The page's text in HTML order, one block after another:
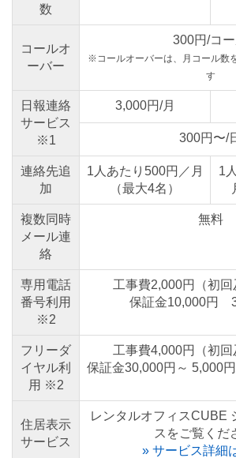
数
コールオ
ーバー
300円/コ
※コールオーバーは、月コール数
す
日報連絡
サービス
※1
3,000円/月
300円〜/
連絡先追
加
1人あたり500円／月
（最大4名）
1
複数同時
メール連
絡
無料
専用電話
番号利用
※2
工事費2,000円（初回
保証金10,000円
フリーダ
イヤル利
用 ※2
工事費4,000円（初回
保証金30,000円～ 5,000
住居表示
サービス
レンタルオフィスCUBE
スをご覧くだ
» サービス詳細